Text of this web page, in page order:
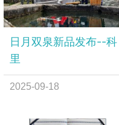
日月双泉新品发布--科
里
2025-09-18